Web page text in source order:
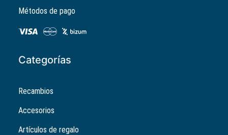
Métodos de pago
Categorías
Recambios
Accesorios
Artículos de regalo